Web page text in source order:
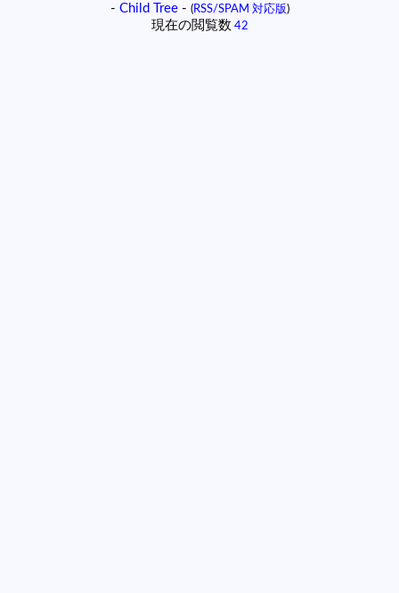
- Child Tree- (RSS/SPAM 対応版)
現在の閲覧数 42